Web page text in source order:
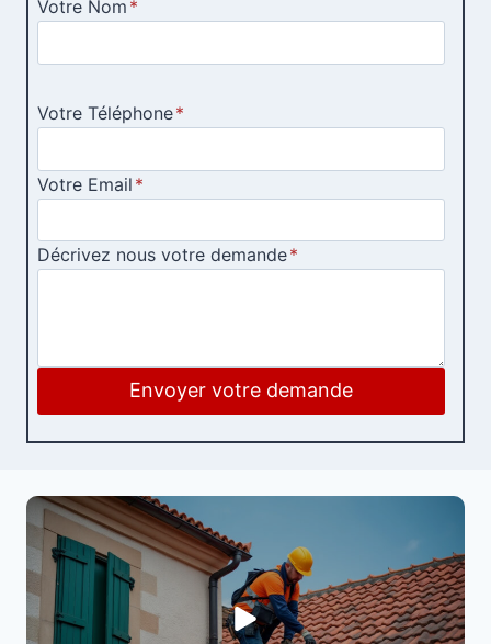
Votre Nom *
Votre Téléphone*
Votre Email *
Décrivez nous votre demande*
Envoyer votre demande